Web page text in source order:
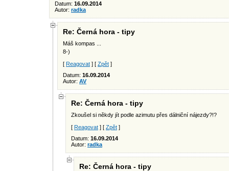
Datum: 16.09.2014
Autor: radka
Re: Černá hora - tipy
Máš kompas ...
8-)
[ Reagovat ] [ Zpět ]
Datum: 16.09.2014
Autor: AV
Re: Černá hora - tipy
Zkoušel si někdy jít podle azimutu přes dálniční nájezdy?!?
[ Reagovat ] [ Zpět ]
Datum: 16.09.2014
Autor: radka
Re: Černá hora - tipy